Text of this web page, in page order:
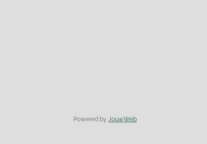
Powered by JouwWeb